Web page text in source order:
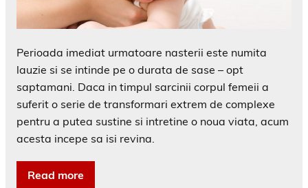
Perioada imediat urmatoare nasterii este numita
lauzie si se intinde pe o durata de sase – opt
saptamani. Daca in timpul sarcinii corpul femeii a
suferit o serie de transformari extrem de complexe
pentru a putea sustine si intretine o noua viata, acum
acesta incepe sa isi revina.
Read more